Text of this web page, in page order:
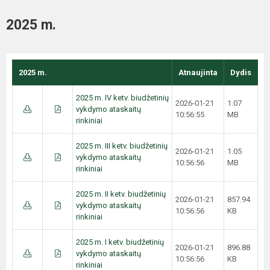
2025 m.
2025 m. Atnaujinta Dydis
2025 m. IV ketv. biudžetinių
vykdymo ataskaitų
rinkiniai
2026-01-21
10:56:55
1.07
MB
2025 m. III ketv. biudžetinių
vykdymo ataskaitų
rinkiniai
2026-01-21
10:56:56
1.05
MB
2025 m. II ketv. biudžetinių
vykdymo ataskaitų
rinkiniai
2026-01-21
10:56:56
857.94
KB
2025 m. I ketv. biudžetinių
vykdymo ataskaitų
rinkiniai
2026-01-21
10:56:56
896.88
KB